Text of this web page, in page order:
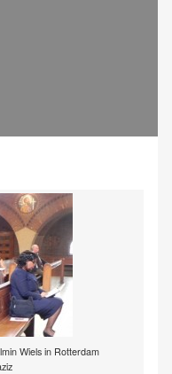
Wiels in Rotterdam